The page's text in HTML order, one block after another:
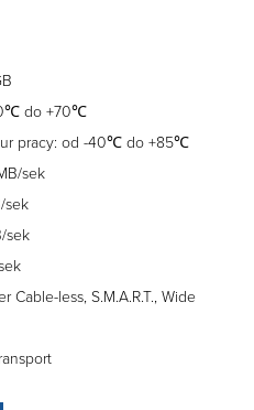
0℃ do +70℃
pracy: od -40℃ do +85℃
sek
sek
sek
Cable-less, S.M.A.R.T., Wide